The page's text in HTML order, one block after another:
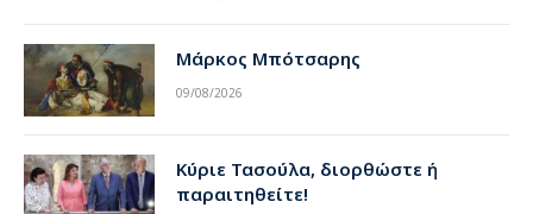
Μάρκος Μπότσαρης
09/08/2026
Κύριε Τασούλα, διορθώστε ή
παραιτηθείτε!